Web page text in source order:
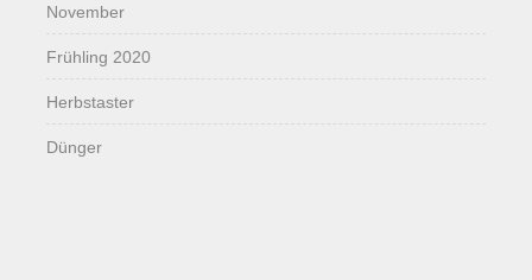
November
Frühling 2020
Herbstaster
Dünger